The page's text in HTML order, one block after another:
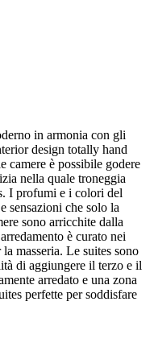
in armonia con gli
design totally hand
camere è possibile godere
nella quale troneggia
I profumi e i colori del
sensazioni che solo la
sono arricchite dalla
è curato nei
masseria. Le suites sono
di aggiungere il terzo e il
arredato e una zona
perfette per soddisfare